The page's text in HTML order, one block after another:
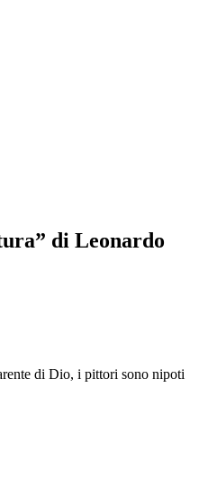
di Leonardo
di Dio, i pittori sono nipoti